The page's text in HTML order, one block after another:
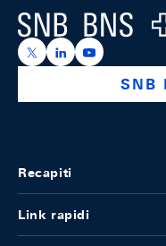
Logo
https://x.com/
https://https://
SNB
Recapiti
Link rapidi